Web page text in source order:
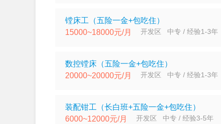
镗床工（五险一金+包吃住）
15000~18000元/月 开发区 中专 / 经验1-3年
数控镗床（五险一金+包吃住）
20000~20000元/月 开发区 中专 / 经验1-3年
装配钳工（长白班+五险一金+包吃住）
6000~12000元/月 开发区 中专 / 经验3-5年